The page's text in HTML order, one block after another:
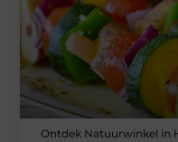
Ontdek Natuurwinkel in